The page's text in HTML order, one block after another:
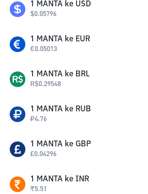
1 MANTA ke USD
$0.05796
1 MANTA ke EUR
€0.05013
1 MANTA ke BRL
R$0.29548
1 MANTA ke RUB
₽4.76
1 MANTA ke GBP
£0.04296
1 MANTA ke INR
₹5.51